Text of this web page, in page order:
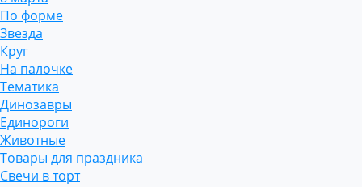
По форме
Звезда
Круг
На палочке
Тематика
Динозавры
Единороги
Животные
Товары для праздника
Свечи в торт